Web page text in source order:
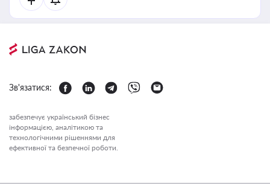
Зв'язатися:
забезпечує український бізнес
інформацією, аналітикою та
технологічними рішеннями для
ефективної та безпечної роботи.